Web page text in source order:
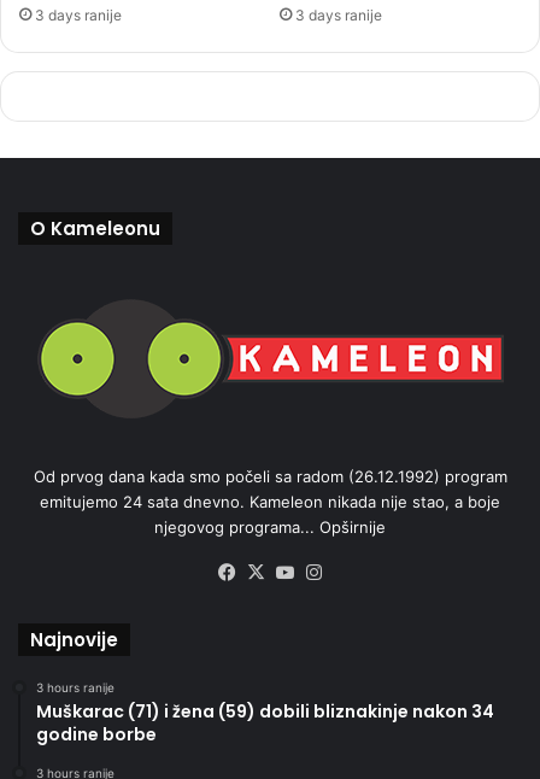
3 days ranije 3 days ranije
O Kameleonu
Od prvog dana kada smo počeli sa radom (26.12.1992) program
emitujemo 24 sata dnevno. Kameleon nikada nije stao, a boje
njegovog programa... Opširnije
Facebook
X YouTube
Najnovije
3 hours ranije
Muškarac (71) i žena (59) dobili bliznakinje nakon 34
godine borbe
3 hours ranije